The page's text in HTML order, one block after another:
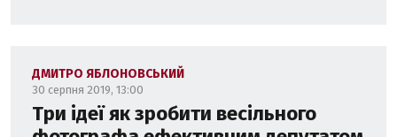
ДМИТРО ЯБЛОНОВСЬКИЙ
30 серпня 2019, 13:00
Три ідеї як зробити весільного